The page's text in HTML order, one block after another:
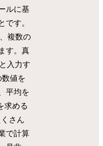
ルに基
です。
複数の
す。真
入力す
値を
平均を
求める
さん
で計算